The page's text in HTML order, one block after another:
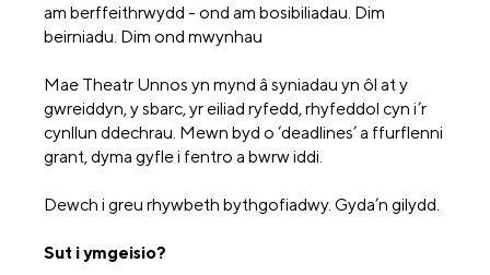
am berffeithrwydd - ond am bosibiliadau. Dim
beirniadu. Dim ond mwynhau
Mae Theatr Unnos yn mynd â syniadau yn ôl at y
gwreiddyn, y sbarc, yr eiliad ryfedd, rhyfeddol cyn i’r
cynllun ddechrau. Mewn byd o ‘deadlines’ a ffurflenni
grant, dyma gyfle i fentro a bwrw iddi.
Dewch i greu rhywbeth bythgofiadwy. Gyda’n gilydd.
Sut i ymgeisio?